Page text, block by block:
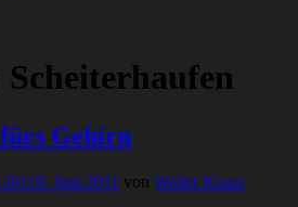
Scheiterhaufen
Gehirn
9. Juni 2011 von Walter Kraus